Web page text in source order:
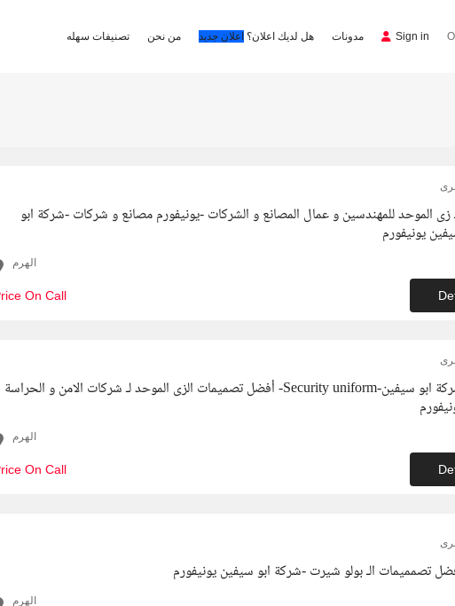
تصنيفات سهله من نحن هل لديك اعلان؟ اعلان جديد مدونات Sign in
زى الموحد للمهندسين و عمال المصانع و الشركات -يونيفورم مصانع و شركات -شركة ابو
يونيفورم
الهرم
On Call
أفضل تصميمات الزى الموحد لـ شركات الامن و الحراسة -Security uniform-شركة ابو سيفين
الهرم
On Call
تصمميمات الـ بولو شيرت -شركة ابو سيفين يونيفورم
الهرم